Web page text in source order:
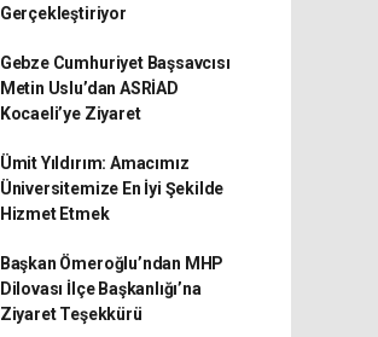
Gerçekleştiriyor
Gebze Cumhuriyet Başsavcısı
Metin Uslu’dan ASRİAD
Kocaeli’ye Ziyaret
Ümit Yıldırım: Amacımız
Üniversitemize En İyi Şekilde
Hizmet Etmek
Başkan Ömeroğlu’ndan MHP
Dilovası İlçe Başkanlığı’na
Ziyaret Teşekkürü